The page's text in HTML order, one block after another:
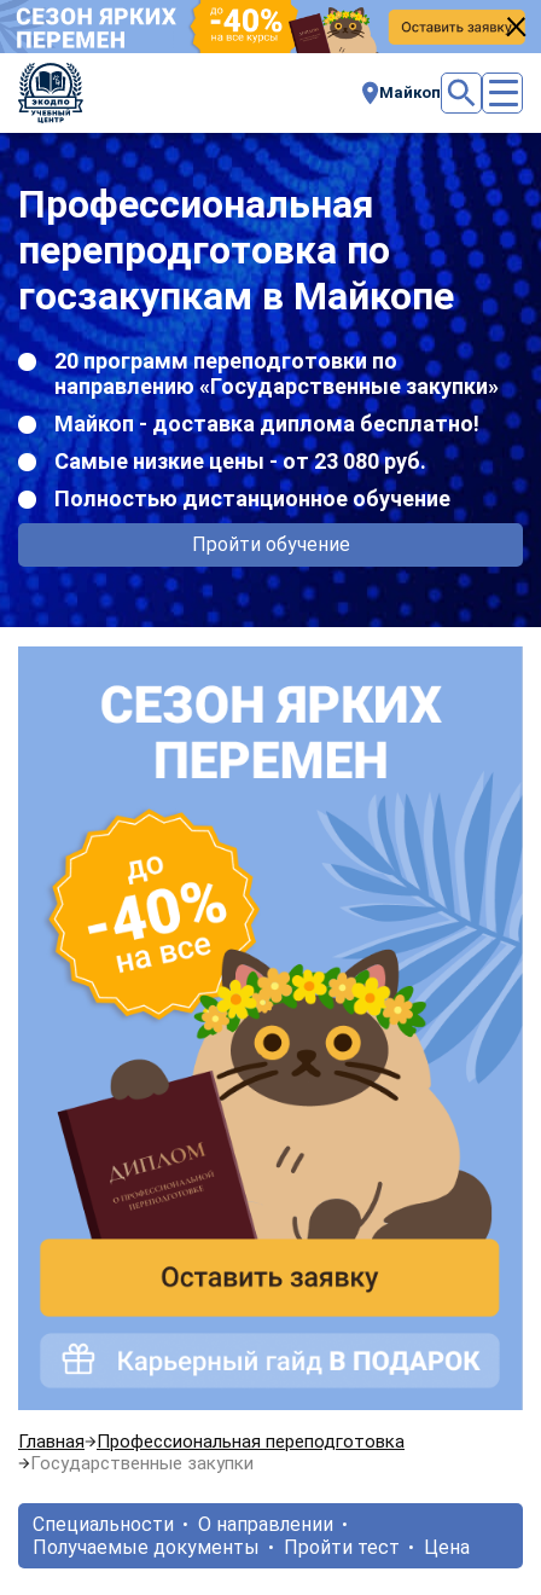
Майкоп
Профессиональная
перепродготовка по
госзакупкам в Майкопе
20 программ переподготовки по
направлению «Государственные закупки»
Майкоп - доставка диплома бесплатно!
Самые низкие цены - от 23 080 руб.
Полностью дистанционное обучение
Пройти обучение
Главная
Профессиональная переподготовка
Государственные закупки
Специальности
О направлении
Получаемые документы
Пройти тест Цена